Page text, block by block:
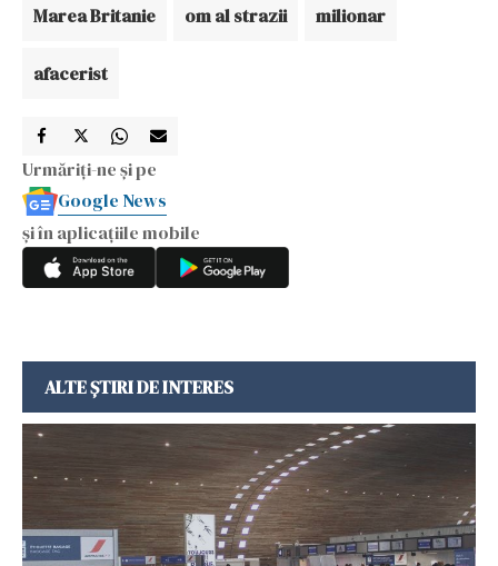
Marea Britanie om al strazii milionar
afacerist
Urmăriți-ne și pe
Google News
și în aplicațiile mobile
ALTE ȘTIRI DE INTERES